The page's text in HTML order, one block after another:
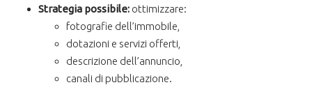
Strategia possibile: ottimizzare:
fotografie dell’immobile,
dotazioni e servizi offerti,
descrizione dell’annuncio,
canali di pubblicazione.